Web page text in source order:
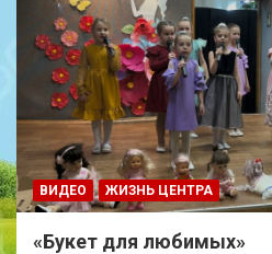
ВИДЕО ЖИЗНЬ ЦЕНТРА
«Букет для любимых»